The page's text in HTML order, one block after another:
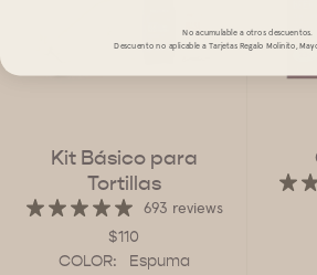
Kit Básico para
Tortillas
693 reviews
$110
COLOR:
Espuma
No acumulable a otros descuentos.
Descuento no aplicable a Tarjetas Regalo Molinito,